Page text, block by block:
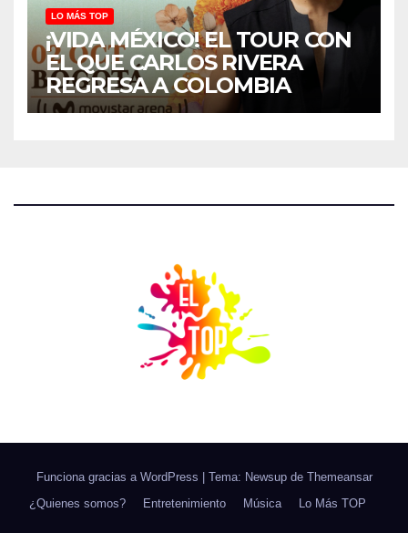
LO MÁS TOP
¡VIDA MÉXICO! EL TOUR CON
EL QUE CARLOS RIVERA
REGRESA A COLOMBIA
Funciona gracias a WordPress Tema: Newsup de Themeansar
¿Quienes somos?
Entretenimiento Música Lo Más TOP